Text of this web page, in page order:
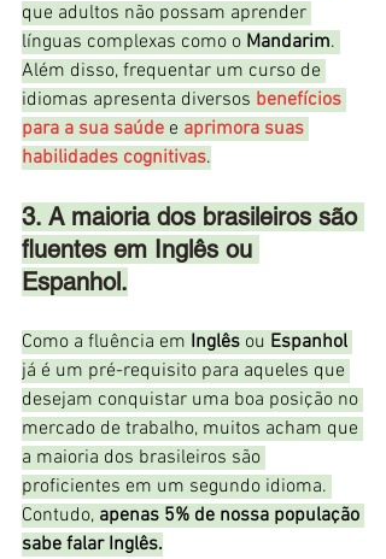
que adultos não possam aprender
línguas complexas como o Mandarim.
Além disso, frequentar um curso de
idiomas apresenta diversos benefícios
para a sua saúde e aprimora suas
habilidades cognitivas.
3. A maioria dos brasileiros são
fluentes em Inglês ou
Espanhol.
Como a fluência em Inglês ou Espanhol
já é um pré-requisito para aqueles que
desejam conquistar uma boa posição no
mercado de trabalho, muitos acham que
a maioria dos brasileiros são
proficientes em um segundo idioma.
Contudo, apenas 5% de nossa população
sabe falar Inglês.